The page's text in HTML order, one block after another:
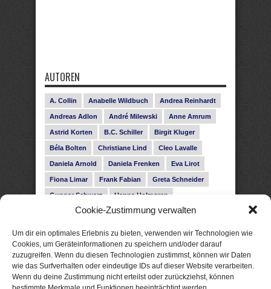
Cookie-Zustimmung verwalten
Um dir ein optimales Erlebnis zu bieten, verwenden wir Technologien wie
Cookies, um Geräteinformationen zu speichern und/oder darauf
zuzugreifen. Wenn du diesen Technologien zustimmst, können wir Daten
wie das Surfverhalten oder eindeutige IDs auf dieser Website verarbeiten.
Wenn du deine Zustimmung nicht erteilst oder zurückziehst, können
AUTOREN
A. Collin Anabelle Wildbuch Andrea Reinhardt
Andreas Adlon André Milewski Anne Amrum
Astrid Korten B.C. Schiller Birgit Kluger
Béla Bolten Christiane Lind Cleo Lavalle
Daniela Arnold Daniela Frenken Eva Lirot
Fiona Limar Frank Fabian Greta Schneider
Gunnar Schwarz Hanna Holmgren
Heike Fröhling Ina Glahe Ivo Pala J. Vellguth
Leonie Haubrich Lilly Labord Livia Pipes
Malin Blunk Marcus Hünnebeck Martin Krist
Melisa Schwermer Nele Bruun Nika Lubitsch